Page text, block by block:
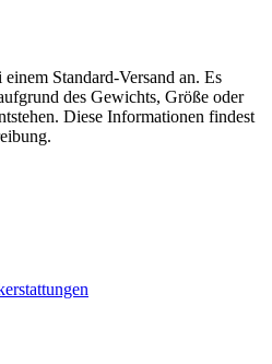
Standard-Versand an. Es
des Gewichts, Größe oder
Diese Informationen findest